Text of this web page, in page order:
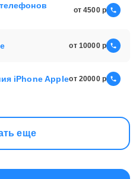
от 4500
от 10000
iPhone Appleот 20000
еще